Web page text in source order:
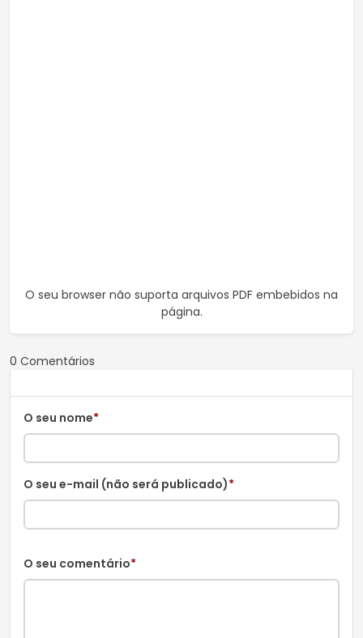
O seu browser não suporta arquivos PDF embebidos na
página.
0 Comentários
O seu nome*
O seu e-mail (não será publicado)*
O seu comentário*